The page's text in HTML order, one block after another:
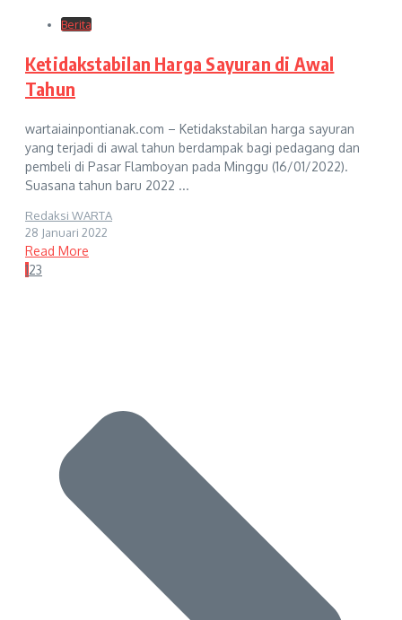
Berita
Ketidakstabilan Harga Sayuran di Awal
Tahun
wartaiainpontianak.com – Ketidakstabilan harga sayuran
yang terjadi di awal tahun berdampak bagi pedagang dan
pembeli di Pasar Flamboyan pada Minggu (16/01/2022).
Suasana tahun baru 2022 ...
Redaksi WARTA
28 Januari 2022
Read More
123